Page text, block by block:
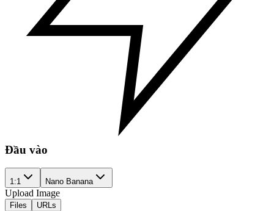
Đầu vào
1:1 Nano Banana
Upload Image
Files URLs